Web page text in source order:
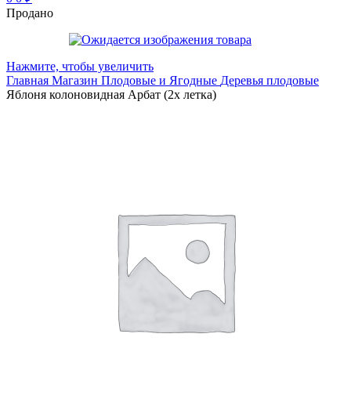
Продано
Нажмите, чтобы увеличить
Главная Магазин Плодовые и Ягодные Деревья плодовые
Яблоня колоновидная Арбат (2х летка)